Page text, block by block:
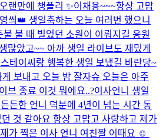
오랜만에 챙플리 ✨이채용~~~항상 고맙
씌👑 생일축하는 오늘 여러번 했으니
불 때 빌었던 소원이 이뤄지길 응원
많았고~~ 아까 생일 라이브도 재밌게
테이씨랑 행복한 생일 보냈길 바란당~
보내고 오늘 밤 잘자슈 오늘은 아주
브 종료 이것 뭐에요..?이사언니 생일
든한 언니 덕분에 4년이 넘는 시간 동
것 같아요 항상 고맙고 사랑하고 제가
가 찍은 이사 언니 여친짤 어때요 ☺